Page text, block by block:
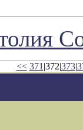
<< 371 |372|373|